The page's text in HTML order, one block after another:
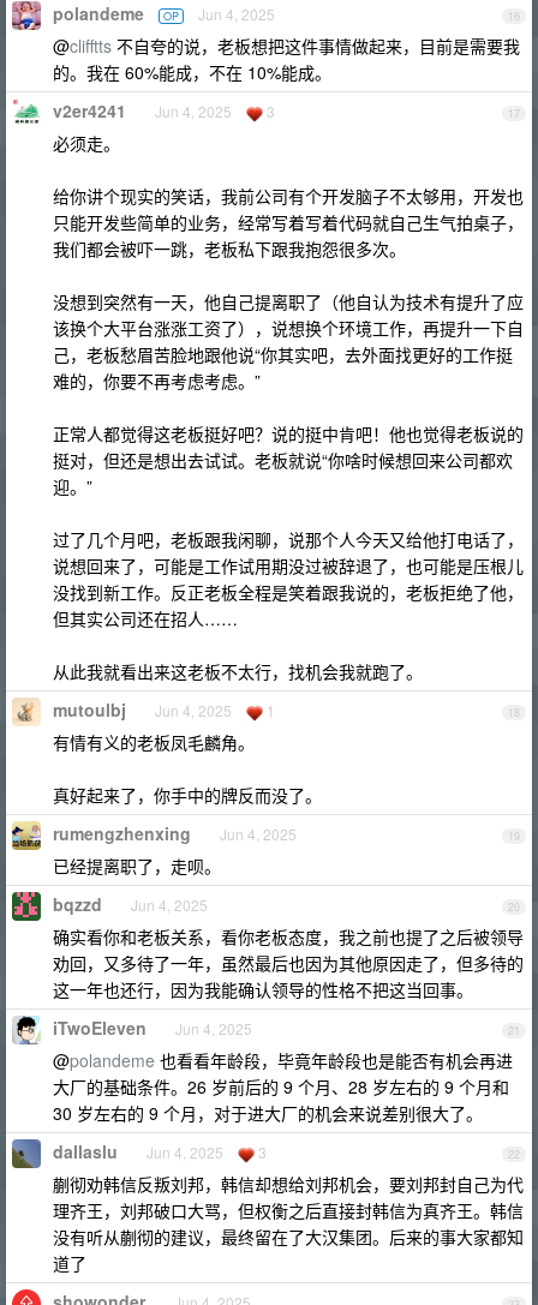
16
polandeme OP Jun 4, 2025
@clifftts 不自夸的说，老板想把这件事情做起来，目前是需要我
的。我在 60%能成，不在 10%能成。
17
v2er4241 Jun 4, 2025 3
必须走。
给你讲个现实的笑话，我前公司有个开发脑子不太够用，开发也
只能开发些简单的业务，经常写着写着代码就自己生气拍桌子，
我们都会被吓一跳，老板私下跟我抱怨很多次。
没想到突然有一天，他自己提离职了（他自认为技术有提升了应
该换个大平台涨涨工资了），说想换个环境工作，再提升一下自
己，老板愁眉苦脸地跟他说“你其实吧，去外面找更好的工作挺
难的，你要不再考虑考虑。”
正常人都觉得这老板挺好吧？说的挺中肯吧！他也觉得老板说的
挺对，但还是想出去试试。老板就说“你啥时候想回来公司都欢
迎。”
过了几个月吧，老板跟我闲聊，说那个人今天又给他打电话了，
说想回来了，可能是工作试用期没过被辞退了，也可能是压根儿
没找到新工作。反正老板全程是笑着跟我说的，老板拒绝了他，
但其实公司还在招人……
从此我就看出来这老板不太行，找机会我就跑了。
18
mutoulbj Jun 4, 2025 1
有情有义的老板凤毛麟角。
真好起来了，你手中的牌反而没了。
19
rumengzhenxing Jun 4, 2025
已经提离职了，走呗。
20
bqzzd Jun 4, 2025
确实看你和老板关系，看你老板态度，我之前也提了之后被领导
劝回，又多待了一年，虽然最后也因为其他原因走了，但多待的
这一年也还行，因为我能确认领导的性格不把这当回事。
21
iTwoEleven Jun 4, 2025
@polandeme 也看看年龄段，毕竟年龄段也是能否有机会再进
大厂的基础条件。26 岁前后的 9 个月、28 岁左右的 9 个月和
30 岁左右的 9 个月，对于进大厂的机会来说差别很大了。
22
dallaslu Jun 4, 2025 3
蒯彻劝韩信反叛刘邦，韩信却想给刘邦机会，要刘邦封自己为代
理齐王，刘邦破口大骂，但权衡之后直接封韩信为真齐王。韩信
没有听从蒯彻的建议，最终留在了大汉集团。后来的事大家都知
道了